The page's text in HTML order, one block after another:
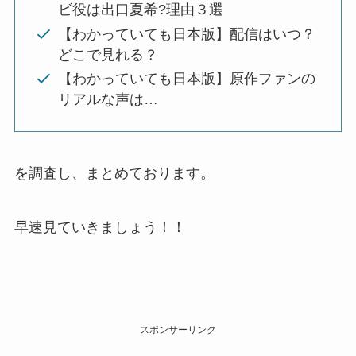
ビ役は出口夏希?理由３選
【わかっていても日本版】配信はいつ？
どこで見れる？
【わかっていても日本版】原作ファンの
リアルな声は…
を調査し、まとめております。
早速見ていきましょう！！
スポンサーリンク